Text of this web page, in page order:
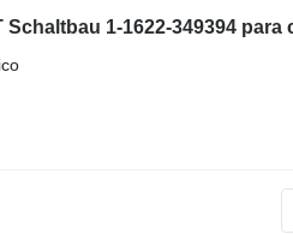
Schaltbau 1-1622-349394 para